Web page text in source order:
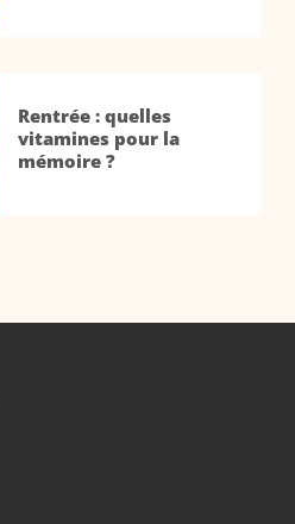
Rentrée : quelles
vitamines pour la
mémoire ?